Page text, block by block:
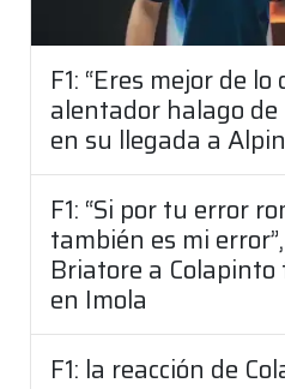
F1: “Eres mejor de
alentador halago
en su llegada a
F1: “Si por tu error
también es mi
Briatore a
en Imola
F1: la reacción de